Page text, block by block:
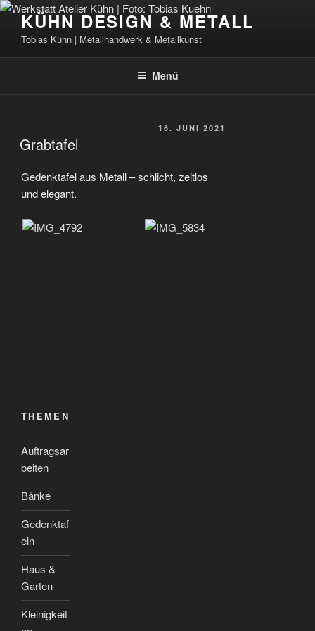
Zum
springen
KÜHN DESIGN & METALL
Tobias Kühn | Metallhandwerk & Metallkunst
Menü
AM
16. JUNI 2021
Grabtafel
Gedenktafel aus Metall – schlicht, zeitlos
und elegant.
THEMEN
Auftragsar
beiten
Bänke
Gedenktaf
eln
Haus &
Garten
Kleinigkeit